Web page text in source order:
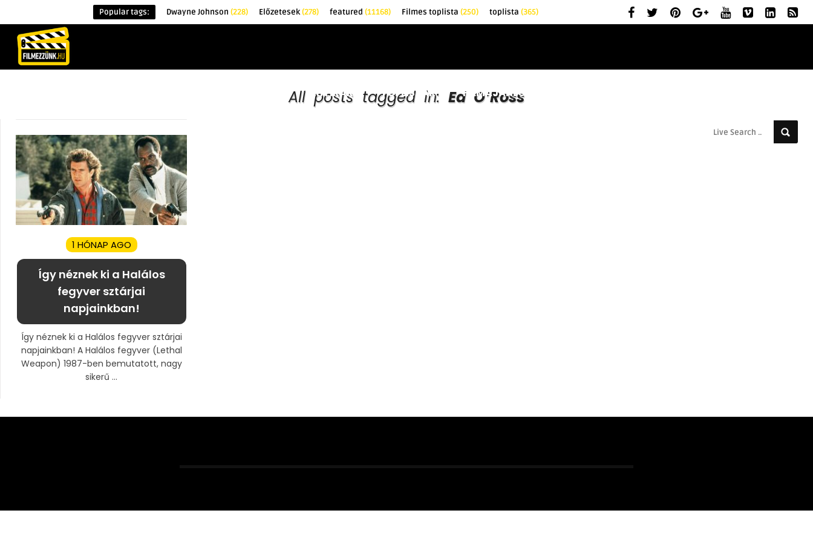
Popular tags: Dwayne Johnson (228) Előzetesek(278) featured (11168) Filmes toplista (250) toplista (365)
KRITIKÁK TOPLISTÁK FILMAJÁNLÓ
All posts tagged in: Ed O’Ross
1 HÓNAP AGO
Így néznek ki a Halálos
fegyver sztárjai
napjainkban!
Így néznek ki a Halálos fegyver sztárjai
napjainkban! A Halálos fegyver (Lethal
Weapon) 1987-ben bemutatott, nagy
sikerű ...